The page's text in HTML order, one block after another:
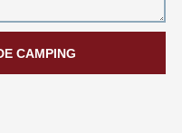
CAMPING